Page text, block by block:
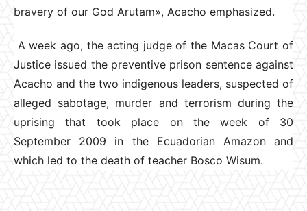
bravery of our God Arutam», Acacho emphasized.
A week ago, the acting judge of the Macas Court of
Justice issued the preventive prison sentence against
Acacho and the two indigenous leaders, suspected of
alleged sabotage, murder and terrorism during the
uprising that took place on the week of 30
September 2009 in the Ecuadorian Amazon and
which led to the death of teacher Bosco Wisum.